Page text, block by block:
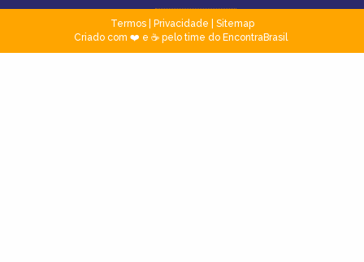
Termos| Privacidade
Sitemap
Criado com ❤️ e ☕ pelo time do EncontraBrasil